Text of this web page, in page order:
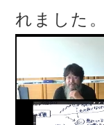
れました。